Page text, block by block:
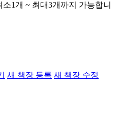
1개 ~ 최대3개까지 가능합니
새 책장 등록 새 책장 수정